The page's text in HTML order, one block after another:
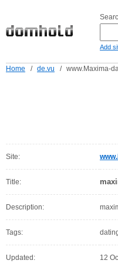
Add
Home / de.vu / www.Maxima-
Site:
Title:
Description:
Tags:
Updated: 12